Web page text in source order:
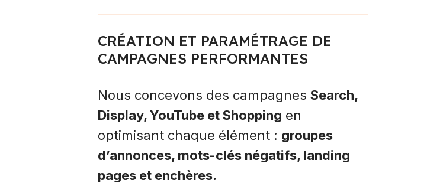
CRÉATION ET PARAMÉTRAGE DE
CAMPAGNES PERFORMANTES
Nous concevons des campagnes Search,
Display, YouTube et Shopping en
optimisant chaque élément : groupes
d’annonces, mots-clés négatifs, landing
pages et enchères.